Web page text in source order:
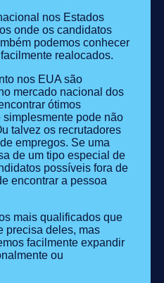
nos Estados
onde os candidatos
podemos conhecer
realocados.
nos EUA são
mercado nacional dos
ótimos
pode não
talvez os recrutadores
empregos. Se uma
de um tipo especial de
possíveis fora de
encontrar a pessoa
mais qualificados que
precisa deles, mas
facilmente expandir
ou